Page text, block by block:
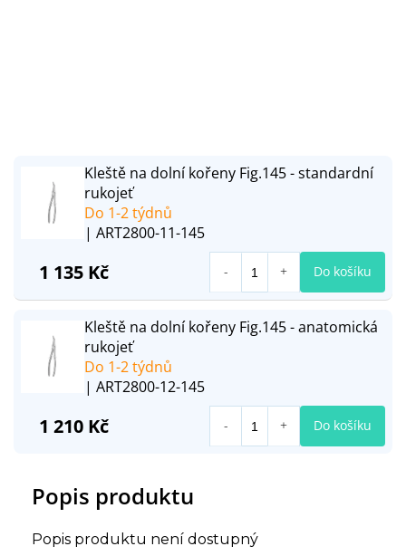
Popis produktu
Popis produktu není dostupný
Kleště na dolní kořeny Fig.145 - standardní
rukojeť
Do 1-2 týdnů
| ART2800-11-145
1 135 Kč Do košíku
Kleště na dolní kořeny Fig.145 - anatomická
rukojeť
Do 1-2 týdnů
| ART2800-12-145
1 210 Kč Do košíku